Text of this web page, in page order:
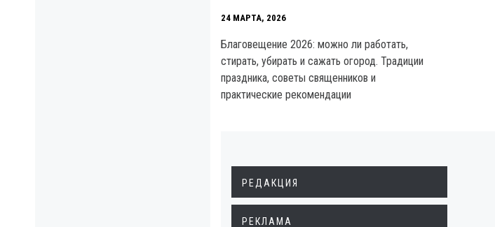
24 МАРТА, 2026
Благовещение 2026: можно ли работать,
стирать, убирать и сажать огород. Традиции
праздника, советы священников и
практические рекомендации
РЕДАКЦИЯ
РЕКЛАМА